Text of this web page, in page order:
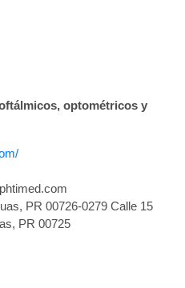
optométricos y
PR 00726-0279 Calle 15
PR 00725